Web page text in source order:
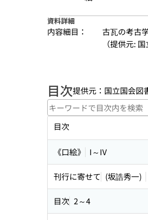
資料詳細
内容細目：
古瓦の考古
（提供元:
目次提供元：国立国会図
目次
《口絵》 I～IV
刊行に寄せて (坂誥秀一)
目次 2～4